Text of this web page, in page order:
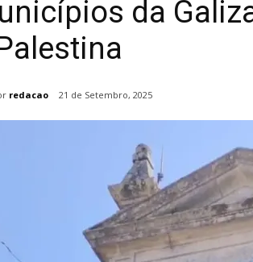
da
redacao 21 de Setembro, 2025